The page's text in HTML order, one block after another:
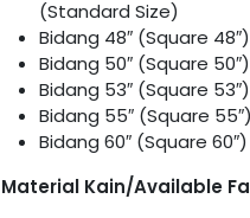
(Standard Size)
Bidang 48″ (Square
Bidang 50″ (Square
Bidang 53″ (Square
Bidang 55″ (Square
Bidang 60″ (Square
Material Kain/Available